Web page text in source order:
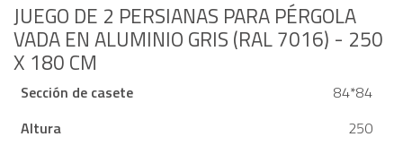
JUEGO DE 2 PERSIANAS PARA PÉRGOLA
VADA EN ALUMINIO GRIS (RAL 7016) - 250
X 180 CM
Sección de casete
84*84
Altura
250